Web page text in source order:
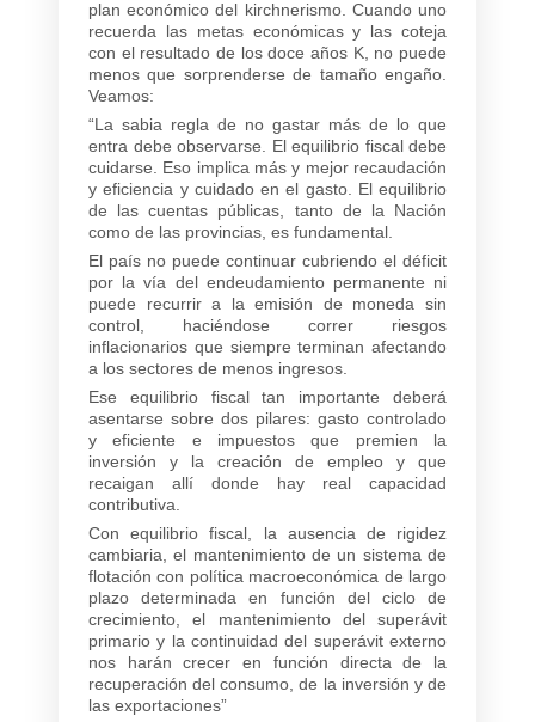
plan económico del kirchnerismo. Cuando uno
recuerda las metas económicas y las coteja
con el resultado de los doce años K, no puede
menos que sorprenderse de tamaño engaño.
Veamos:
“La sabia regla de no gastar más de lo que
entra debe observarse. El equilibrio fiscal debe
cuidarse. Eso implica más y mejor recaudación
y eficiencia y cuidado en el gasto. El equilibrio
de las cuentas públicas, tanto de la Nación
como de las provincias, es fundamental.
El país no puede continuar cubriendo el déficit
por la vía del endeudamiento permanente ni
puede recurrir a la emisión de moneda sin
control, haciéndose correr riesgos
inflacionarios que siempre terminan afectando
a los sectores de menos ingresos.
Ese equilibrio fiscal tan importante deberá
asentarse sobre dos pilares: gasto controlado
y eficiente e impuestos que premien la
inversión y la creación de empleo y que
recaigan allí donde hay real capacidad
contributiva.
Con equilibrio fiscal, la ausencia de rigidez
cambiaria, el mantenimiento de un sistema de
flotación con política macroeconómica de largo
plazo determinada en función del ciclo de
crecimiento, el mantenimiento del superávit
primario y la continuidad del superávit externo
nos harán crecer en función directa de la
recuperación del consumo, de la inversión y de
las exportaciones”